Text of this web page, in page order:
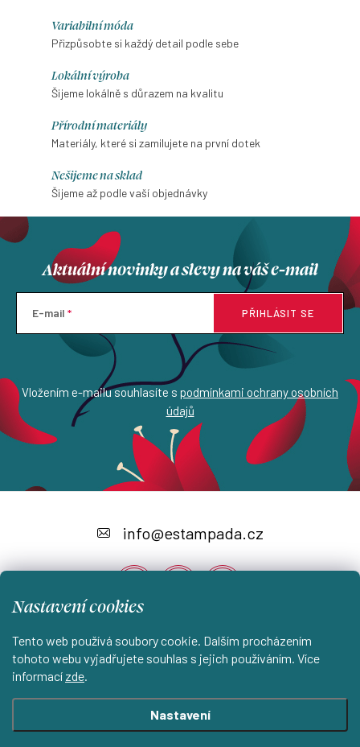
Nastavení cookies
Tento web používá soubory cookie. Dalším procházením
tohoto webu vyjadřujete souhlas s jejich používáním. Více
informací zde.
Nastavení
Variabilní móda
Přizpůsobte si každý detail podle sebe
Lokální výroba
Šijeme lokálně s důrazem na kvalitu
Přírodní materiály
Materiály, které si zamilujete na první dotek
Nešijeme na sklad
Šijeme až podle vaší objednávky
Aktuální novinky a slevy na váš e-mail
E-mail
Vložením e-mailu souhlasíte s podmínkami ochrany osobních
údajů
PŘIHLÁSIT SE
p
a
Instagram
info@estampada.cz
Shoptet.cz KantorStudio.cz